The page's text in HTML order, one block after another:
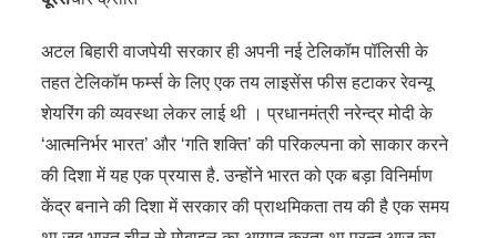
अटल बिहारी वाजपेयी सरकार ही अपनी नई टेलिकॉम पॉलिसी के
तहत टेलिकॉम फर्म्स के लिए एक तय लाइसेंस फीस हटाकर रेवन्यू
शेयरिंग की व्यवस्था लेकर लाई थी । प्रधानमंत्री नरेन्द्र मोदी के
‘आत्मनिर्भर भारत’ और ‘गति शक्ति’ की परिकल्पना को साकार करने
की दिशा में यह एक प्रयास है. उन्होंने भारत को एक बड़ा विनिर्माण
केंद्र बनाने की दिशा में सरकार की प्राथमिकता तय की है एक समय